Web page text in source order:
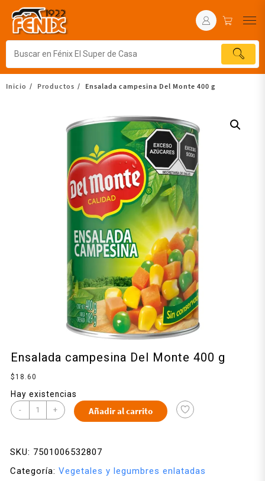
Inicio Productos Ensalada campesina Del Monte 400 g
Ensalada campesina Del Monte 400 g
$ 18.60
Hay existencias
- + Añadir al carrito
SKU: 7501006532807
Categoría: Vegetales y legumbres enlatadas